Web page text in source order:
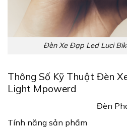
Đèn Xe Đạp Led Luci
Thông Số Kỹ Thuật Đèn
Light Mpowerd
Đèn
Tính năng sản phẩm